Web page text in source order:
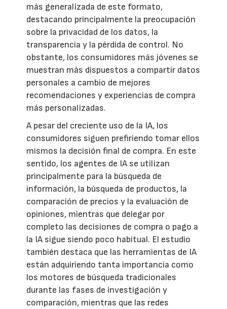
más generalizada de este formato,
destacando principalmente la preocupación
sobre la privacidad de los datos, la
transparencia y la pérdida de control. No
obstante, los consumidores más jóvenes se
muestran más dispuestos a compartir datos
personales a cambio de mejores
recomendaciones y experiencias de compra
más personalizadas.
A pesar del creciente uso de la IA, los
consumidores siguen prefiriendo tomar ellos
mismos la decisión final de compra. En este
sentido, los agentes de IA se utilizan
principalmente para la búsqueda de
información, la búsqueda de productos, la
comparación de precios y la evaluación de
opiniones, mientras que delegar por
completo las decisiones de compra o pago a
la IA sigue siendo poco habitual. El estudio
también destaca que las herramientas de IA
están adquiriendo tanta importancia como
los motores de búsqueda tradicionales
durante las fases de investigación y
comparación, mientras que las redes